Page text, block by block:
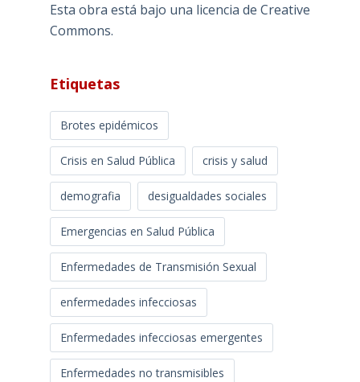
Esta obra está bajo una licencia de Creative
Commons.
Etiquetas
Brotes epidémicos
Crisis en Salud Pública crisis y salud
demografia desigualdades sociales
Emergencias en Salud Pública
Enfermedades de Transmisión Sexual
enfermedades infecciosas
Enfermedades infecciosas emergentes
Enfermedades no transmisibles